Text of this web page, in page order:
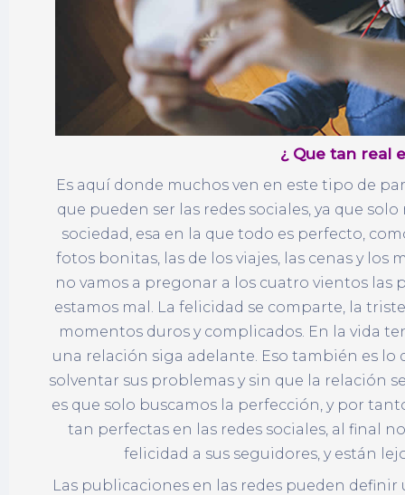
¿ Que tan real
Es aquí donde muchos ven en este tipo de
que pueden ser las redes sociales, ya que
sociedad, esa en la que todo es perfecto,
fotos bonitas, las de los viajes, las cenas y
no vamos a pregonar a los cuatro vientos las
estamos mal. La felicidad se comparte, la
momentos duros y complicados. En la vida
una relación siga adelante. Eso también es lo
solventar sus problemas y sin que la relación
es que solo buscamos la perfección, y por
tan perfectas en las redes sociales, al final
felicidad a sus seguidores, y están
Las publicaciones en las redes pueden